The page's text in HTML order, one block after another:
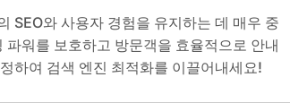
SEO와 사용자 경험을 유지하는 데 매우 중
워를 보호하고 방문객을 효율적으로 안내
하여 검색 엔진 최적화를 이끌어내세요!